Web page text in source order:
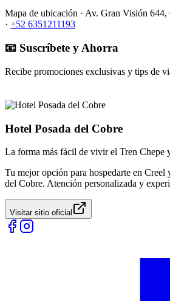
Mapa de ubicación · Av. Gran Visión 644,
· +52 6351211193
📧 Suscríbete y Ahorra
Recibe promociones exclusivas y tips de
Hotel Posada del Cobre
La forma más fácil de vivir el Tren Chepe
Tu mejor opción para hospedarte en Creel
del Cobre. Atención personalizada y
Visitar sitio oficial